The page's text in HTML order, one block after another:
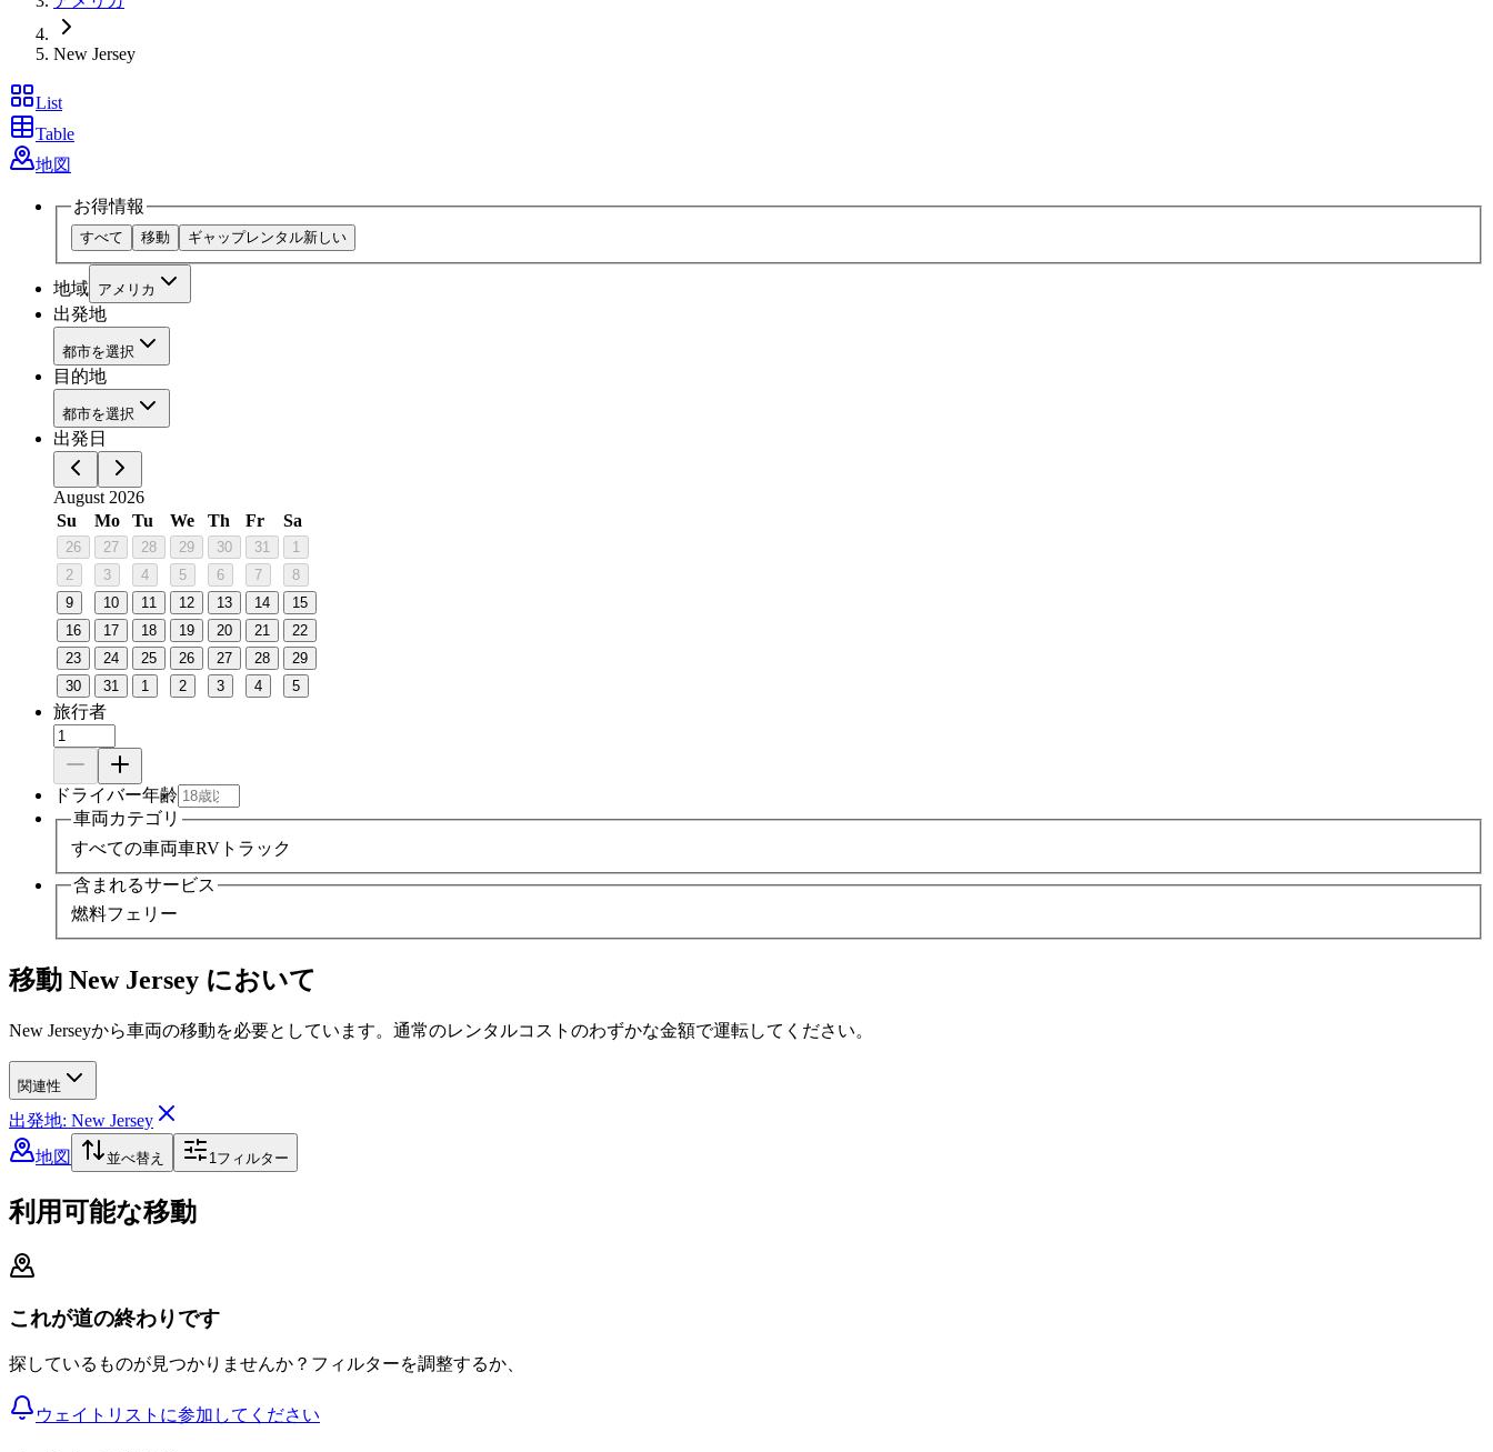
New Jersey
List
Table
地図
お得情報
すべて 移動 ギャップレンタル新しい
地域 アメリカ
出発地
都市を選択
目的地
都市を選択
出発日
August 2026
Su
Mo Tu We Th Fr Sa
26 27 28 29 30 31
1
2
3 4 5 6 7
8
9
10 11 12 13 14
15
16
17 18 19 20 21
22
23
24 25 26 27 28
29
30
31 1 2 3 4 5
旅行者
ドライバー年齢
車両カテゴリ
すべての車両車RV トラック
含まれるサービス
燃料フェリー
移動 New Jersey において
New Jerseyから車両の移動を必要としています。通常のレンタルコストのわずかな金額で運転してください。
関連性
出発地: New Jersey
地図
並べ替え 1フィルター
利用可能な移動
これが道の終わりです
探しているものが見つかりませんか？フィルターを調整するか、
ウェイトリストに参加してください